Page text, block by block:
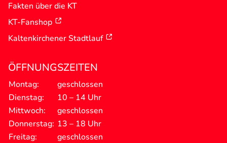
Fakten über die KT
KT-Fanshop
Kaltenkirchener Stadtlauf
ÖFFNUNGSZEITEN
Montag:
geschlossen
Dienstag:
10 – 14 Uhr
Mittwoch:
geschlossen
Donnerstag: 13 – 18 Uhr
Freitag:
geschlossen